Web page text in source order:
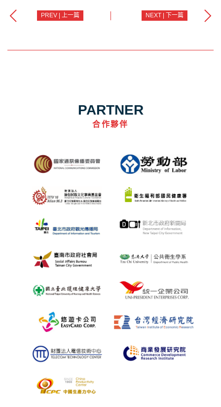
PREV | 上一篇 NEXT | 下一篇
PARTNER
合作夥伴